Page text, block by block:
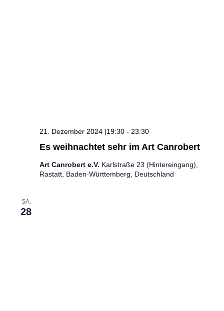
Es weihnachtet sehr im Art Canrobert
21. Dezember 2024 |19:30 - 23:30
Art Canrobert e.V. Karlstraße 23 (Hintereingang),
Rastatt, Baden-Württemberg, Deutschland
SA.
28